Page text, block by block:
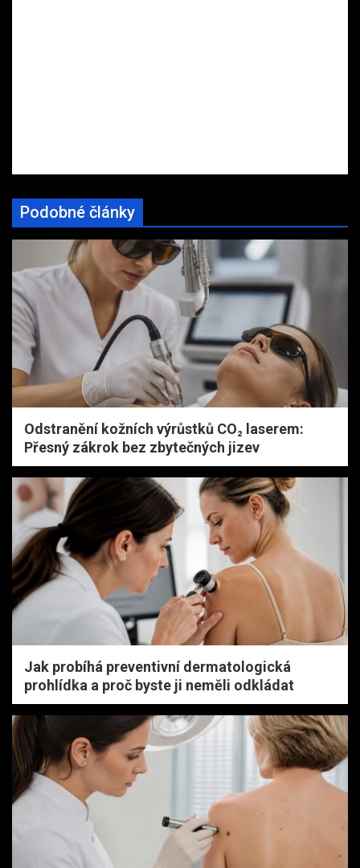
Podobné články
Odstranění kožních výrůstků CO₂ laserem:
Přesný zákrok bez zbytečných jizev
Jak probíhá preventivní dermatologická
prohlídka a proč byste ji neměli odkládat